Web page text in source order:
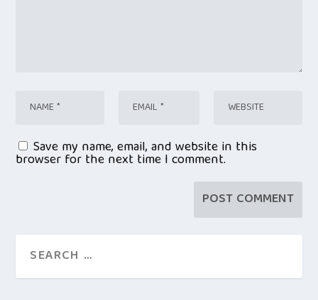
Save my name, email, and website in this
browser for the next time I comment.